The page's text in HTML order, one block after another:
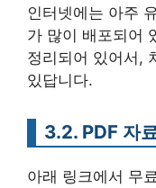
인터넷에는 아주
가 많이 배포되어
정리되어 있어서,
있답니다.
3.2. PDF 자
아래 링크에서 무